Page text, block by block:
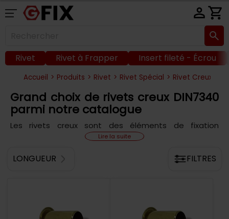
Rivet Rivet à Frapper Insert fileté - Écrou
Accueil > Produits > Rivet > Rivet Spécial > Rivet Creux
Grand choix de rivets creux DIN7340
parmi notre catalogue
Les rivets creux sont des éléments de fixation
polyvalents qui peuvent être utilisés dans de
domestiques. Ils sont également connus sous le nom
Lire la suite
LONGUEUR FILTRES